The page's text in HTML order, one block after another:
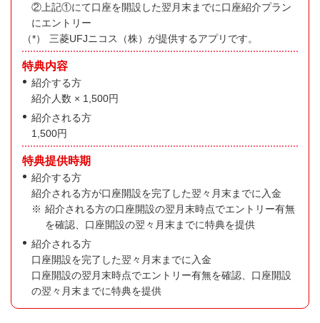
②上記①にて口座を開設した翌月末までに口座紹介プラン
にエントリー
三菱UFJニコス（株）が提供するアプリです。
特典内容
紹介する方
紹介人数 × 1,500円
紹介される方
1,500円
特典提供時期
紹介する方
紹介される方が口座開設を完了した翌々月末までに入金
紹介される方の口座開設の翌月末時点でエントリー有無
を確認、口座開設の翌々月末までに特典を提供
紹介される方
口座開設を完了した翌々月末までに入金
口座開設の翌月末時点でエントリー有無を確認、口座開設
の翌々月末までに特典を提供